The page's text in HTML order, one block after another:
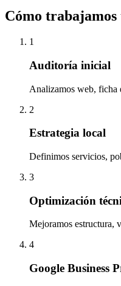
Cómo trabajamos
1
Auditoría inicial
Analizamos web, ficha
2
Estrategia local
Definimos servicios,
3
Optimización
Mejoramos estructura,
4
Google Business